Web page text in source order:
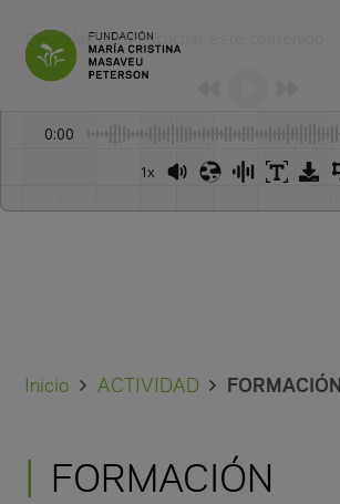
Dale play para escuchar este contenido
0:00
1x
Inicio ACTIVIDAD FORMACIÓN
FORMACIÓN